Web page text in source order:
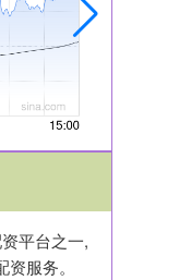
平台之一,
服务。